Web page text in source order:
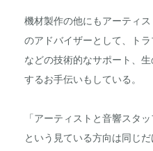
機材製作の他にもアーティ
のアドバイザーとして、ト
などの技術的なサポート、
するお手伝いもしている。
「アーティストと音響スタ
という見ている方向は同じ